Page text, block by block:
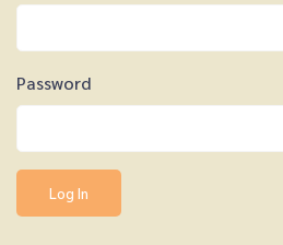
Password